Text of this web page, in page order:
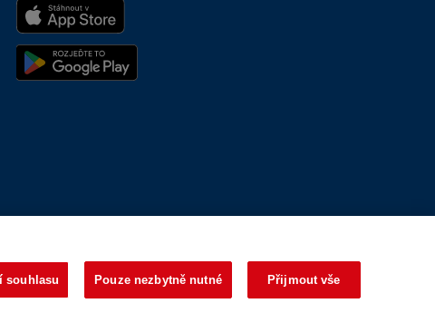
se přizpůsobíme
souhlasu Pouze nezbytně nutné Přijmout vše